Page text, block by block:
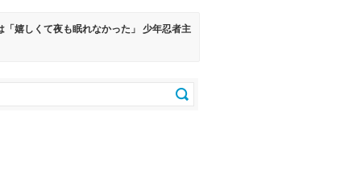
嬉しくて夜も眠れなかった」 少年忍者主